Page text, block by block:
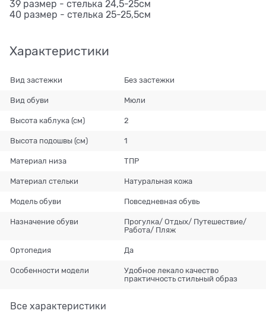
39 размер - стелька 24,5-25см
40 размер - стелька 25-25,5см
Характеристики
Вид застежки Без застежки
Вид обуви Мюли
Высота каблука (см) 2
Высота подошвы (см) 1
Материал низа ТПР
Материал стельки Натуральная кожа
Модель обуви Повседневная обувь
Назначение обуви
Прогулка/ Отдых/ Путешествие/
Работа/ Пляж
Ортопедия Да
Особенности модели
Удобное лекало качество
практичность стильный образ
Все характеристики